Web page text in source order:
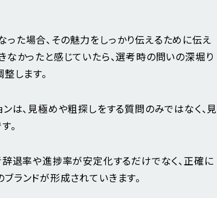
た場合、その魅力をしっかり伝えるために伝え
かったと感じていたら、選考時の問いの深堀り
します。
は、見極めや粗探しをする質問のみではなく、見
。
退率や進捗率が安定化するだけでなく、正確に
ランドが形成されていきます。